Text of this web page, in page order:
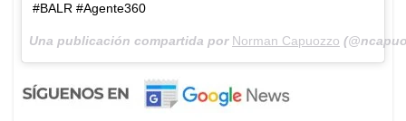
#BALR #Agente360
Una publicación compartida por Norman Capuozzo